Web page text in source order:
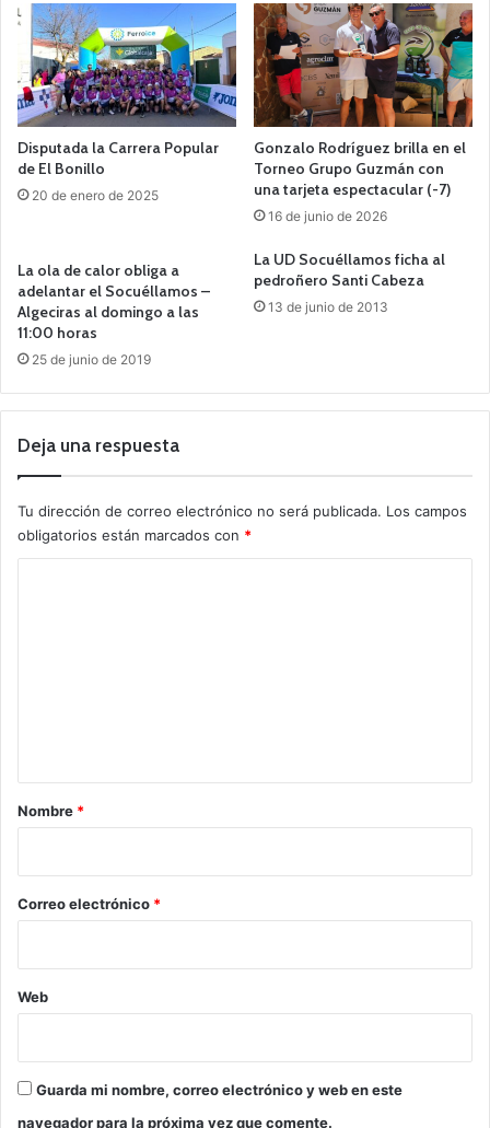
Disputada la Carrera Popular
de El Bonillo
20 de enero de 2025
Gonzalo Rodríguez brilla en el
Torneo Grupo Guzmán con
una tarjeta espectacular (-7)
16 de junio de 2026
La ola de calor obliga a
adelantar el Socuéllamos –
Algeciras al domingo a las
11:00 horas
25 de junio de 2019
La UD Socuéllamos ficha al
pedroñero Santi Cabeza
13 de junio de 2013
Deja una respuesta
Tu dirección de correo electrónico no será publicada. Los campos
obligatorios están marcados con *
r
*
Nombre *
Correo electrónico *
Web
Guarda mi nombre, correo electrónico y web en este
navegador para la próxima vez que comente.